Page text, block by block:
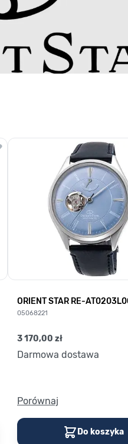
ORIENT STAR RE-
05068221
3 170,00 zł
Darmowa dostawa
Porównaj
Do koszyka